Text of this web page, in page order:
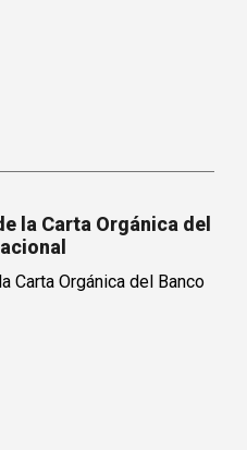
la Carta Orgánica del